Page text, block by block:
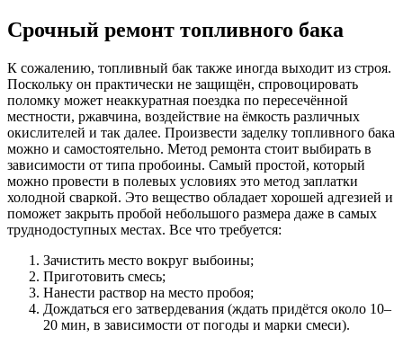
Срочный ремонт топливного бака
К сожалению, топливный бак также иногда выходит из строя.
Поскольку он практически не защищён, спровоцировать
поломку может неаккуратная поездка по пересечённой
местности, ржавчина, воздействие на ёмкость различных
окислителей и так далее. Произвести заделку топливного бака
можно и самостоятельно. Метод ремонта стоит выбирать в
зависимости от типа пробоины. Самый простой, который
можно провести в полевых условиях это метод заплатки
холодной сваркой. Это вещество обладает хорошей адгезией и
поможет закрыть пробой небольшого размера даже в самых
труднодоступных местах. Все что требуется:
Зачистить место вокруг выбоины;
Приготовить смесь;
Нанести раствор на место пробоя;
Дождаться его затвердевания (ждать придётся около 10–
20 мин, в зависимости от погоды и марки смеси).